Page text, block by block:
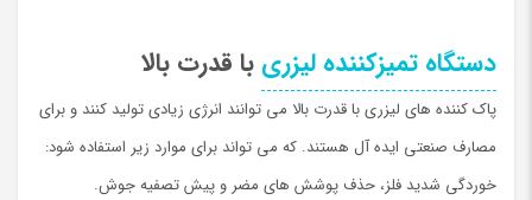
دستگاه تمیزکننده لیزری با قدرت بالا
پاک کننده های لیزری با قدرت بالا می توانند انرژی زیادی تولید کنند و برای
مصارف صنعتی ایده آل هستند. كه می تواند براي موارد زیر استفاده شود:
خوردگی شدید فلز، حذف پوشش های مضر و پیش تصفیه جوش.